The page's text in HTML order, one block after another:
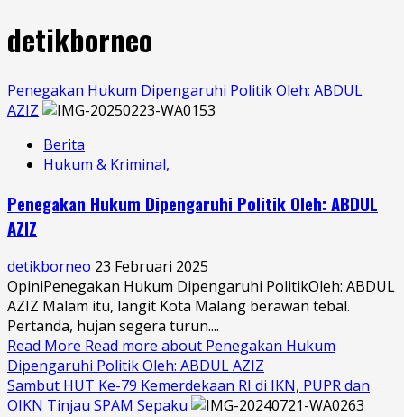
detikborneo
Penegakan Hukum Dipengaruhi Politik Oleh: ABDUL
AZIZ
Berita
Hukum & Kriminal,
Penegakan Hukum Dipengaruhi Politik Oleh: ABDUL
AZIZ
detikborneo 23 Februari 2025
OpiniPenegakan Hukum Dipengaruhi PolitikOleh: ABDUL
AZIZ Malam itu, langit Kota Malang berawan tebal.
Pertanda, hujan segera turun....
Read More Read more about Penegakan Hukum
Dipengaruhi Politik Oleh: ABDUL AZIZ
Sambut HUT Ke-79 Kemerdekaan RI di IKN, PUPR dan
OIKN Tinjau SPAM Sepaku